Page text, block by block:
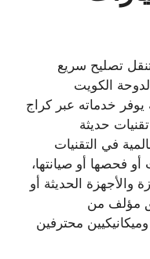
تصليح سريع
الكويت
خدماته عبر كراج
حديثة
في التقنيات
فحصها أو صيانتها،
والأجهزة الحديثة أو
مؤلف من
محترفين